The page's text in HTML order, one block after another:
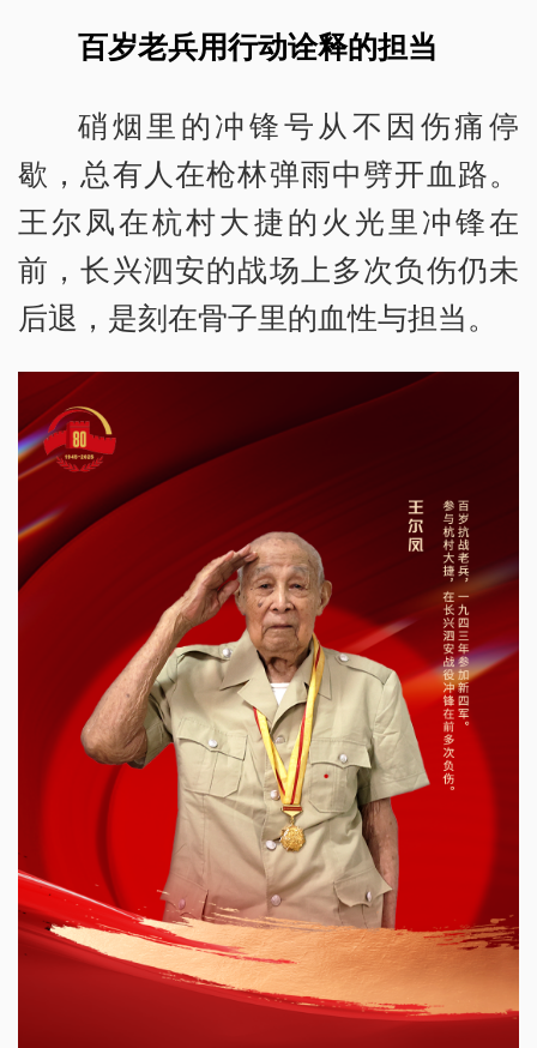
百岁老兵用行动诠释的担当
硝烟里的冲锋号从不因伤痛停
歇，总有人在枪林弹雨中劈开血路。
王尔凤在杭村大捷的火光里冲锋在
前，长兴泗安的战场上多次负伤仍未
后退，是刻在骨子里的血性与担当。